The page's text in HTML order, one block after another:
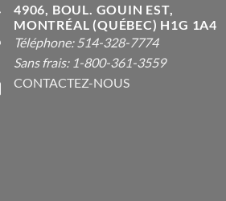
4906, BOUL. GOUIN EST,
MONTRÉAL (QUÉBEC) H1G 1A4
Téléphone: 514-328-7774
Sans frais: 1-800-361-3559
CONTACTEZ-NOUS